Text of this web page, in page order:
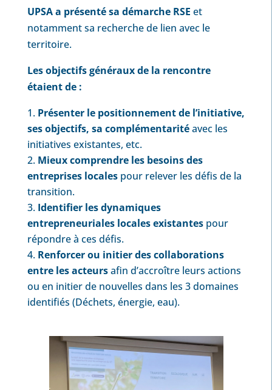
UPSA a présenté sa démarche RSE et
notamment sa recherche de lien avec le
territoire.
Les objectifs généraux de la rencontre
étaient de :
Présenter le positionnement de l’initiative,
ses objectifs, sa complémentaritéavec les
initiatives existantes, etc.
Mieux comprendre les besoins des
entreprises localespour relever les défis de la
transition.
Identifier les dynamiques
entrepreneuriales locales existantespour
répondre à ces défis.
Renforcer ou initier des collaborations
entre les acteursafin d’accroître leurs actions
ou en initier de nouvelles dans les 3 domaines
identifiés (Déchets, énergie, eau).